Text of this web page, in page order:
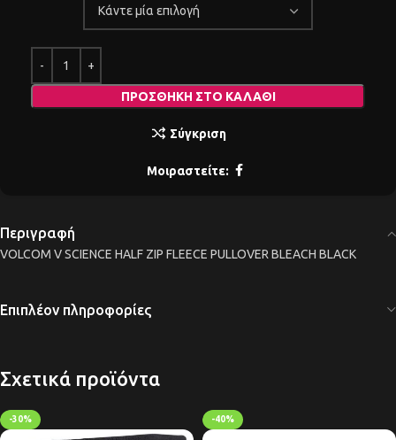
ΠΡΟΣΘΉΚΗ ΣΤΟ ΚΑΛΆΘΙ
Σύγκριση
Μοιραστείτε:
Περιγραφή
VOLCOM V SCIENCE HALF ZIP FLEECE PULLOVER BLEACH BLACK
Επιπλέον πληροφορίες
Σχετικά προϊόντα
-30% -40%